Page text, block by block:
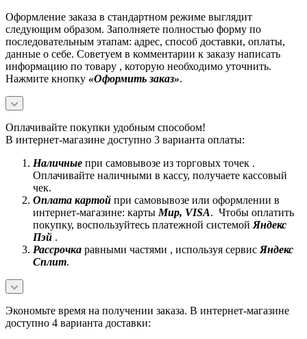
Оформление заказа в стандартном режиме выглядит
следующим образом. Заполняете полностью форму по
последовательным этапам: адрес, способ доставки, оплаты,
данные о себе. Советуем в комментарии к заказу написать
информацию по товару , которую необходимо уточнить.
Нажмите кнопку «Оформить заказ».
Оплачивайте покупки удобным способом!
В интернет-магазине доступно 3 варианта оплаты:
Наличные при самовывозе из торговых точек .
Оплачивайте наличными в кассу, получаете кассовый
чек.
Оплата картой при самовывозе или оформлении в
интернет-магазине: карты Mир, VISA. Чтобы оплатить
покупку, воспользуйтесь платежной системой Яндекс
Пэй .
Рассрочка равными частями , используя сервис Яндекс
Сплит.
Экономьте время на получении заказа. В интернет-магазине
доступно 4 варианта доставки: